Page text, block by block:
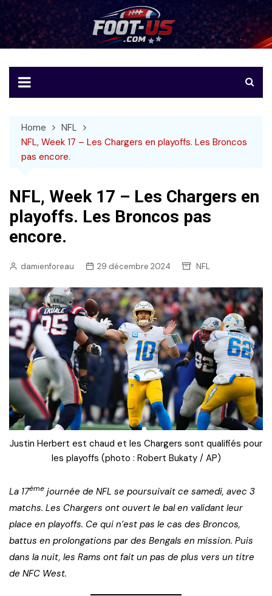
to
content
Foot-US
Le football américain en français
Home
NFL
NFL, Week 17 – Les Chargers en playoffs. Les Broncos
pas encore.
NFL, Week 17 – Les Chargers en
playoffs. Les Broncos pas
encore.
damienforeau 29 décembre 2024 NFL
Justin Herbert est chaud et les Chargers sont qualifiés pour
les playoffs (photo : Robert Bukaty / AP)
La 17ème journée de NFL se poursuivait ce samedi, avec 3
matchs. Les Chargers ont ouvert le bal en validant leur
place en playoffs. Ce qui n’est pas le cas des Broncos,
battus en prolongations par des Bengals en mission. Puis
dans la nuit, les Rams ont fait un pas de plus vers un titre
de NFC West.